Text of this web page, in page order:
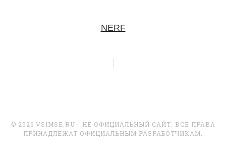
NERF
© 2026 VSIMSE.RU - НЕ ОФИЦИАЛЬНЫЙ САЙТ. ВСЕ ПРАВА
ПРИНАДЛЕЖАТ ОФИЦИАЛЬНЫМ РАЗРАБОТЧИКАМ.